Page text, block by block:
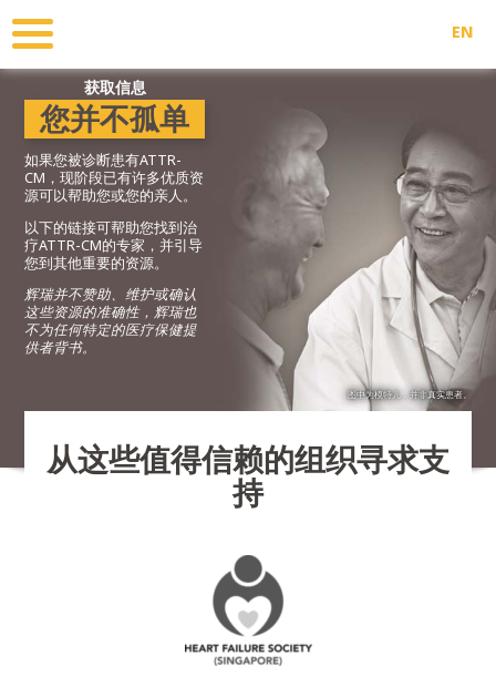
转
到
主
EN
获取信息
您并不孤单
如果您被诊断患有ATTR-
CM，现阶段已有许多优质资
源可以帮助您或您的亲人。
以下的链接可帮助您找到治
疗ATTR-CM的专家，并引导
您到其他重要的资源。
辉瑞并不赞助、维护或确认
这些资源的准确性，辉瑞也
不为任何特定的医疗保健提
供者背书。
图中为模特儿，并非真实患者。
从这些值得信赖的组织寻求支
持